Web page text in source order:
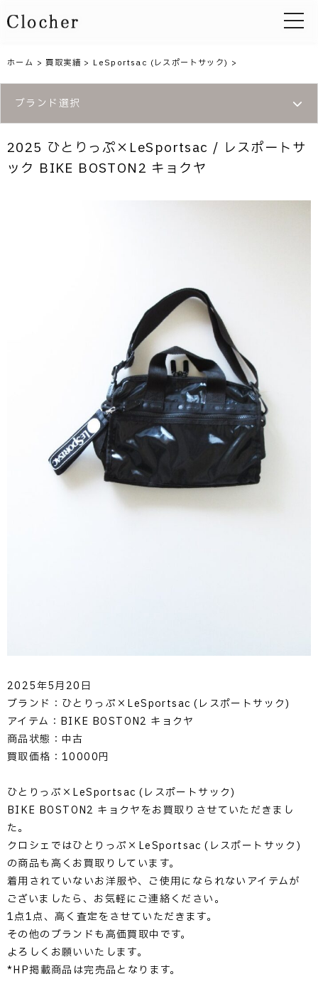
toggle
ホーム >買取実績 > LeSportsac (レスポートサック) >
ブランド選択
2025 ひとりっぷ×LeSportsac / レスポートサ
ック BIKE BOSTON2 キョクヤ
2025年5月20日
ブランド：ひとりっぷ×LeSportsac (レスポートサック)
アイテム：BIKE BOSTON2 キョクヤ
商品状態：中古
買取価格：10000円
ひとりっぷ×LeSportsac (レスポートサック)
BIKE BOSTON2 キョクヤをお買取りさせていただきまし
た。
クロシェではひとりっぷ×LeSportsac (レスポートサック)
の商品も高くお買取りしています。
着用されていないお洋服や、ご使用になられないアイテムが
ございましたら、お気軽にご連絡ください。
1点1点、高く査定をさせていただきます。
その他のブランドも高価買取中です。
よろしくお願いいたします。
*HP掲載商品は完売品となります。